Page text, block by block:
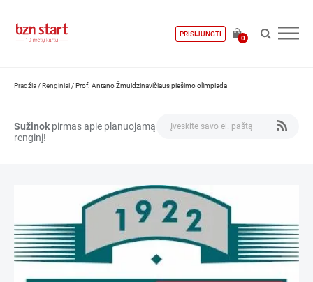
PRISIJUNGTI
0
Pradžia /Renginiai /Prof. Antano Žmuidzinavičiaus piešimo olimpiada
Sužinok pirmas apie planuojamą
renginį!